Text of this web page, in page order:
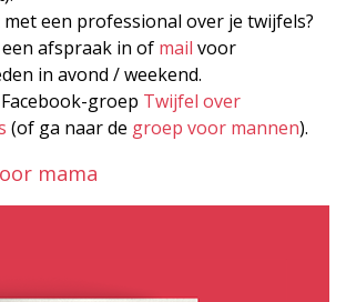
een professional over je twijfels?
een afspraak in of mail voor
in avond / weekend.
groep Twijfel over
(of ga naar de groep voor mannen).
mama